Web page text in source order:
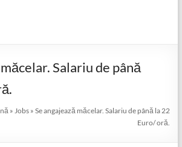
Salariu de până
»Jobs »Se angajează măcelar. Salariu de până la 22
Euro/ oră.